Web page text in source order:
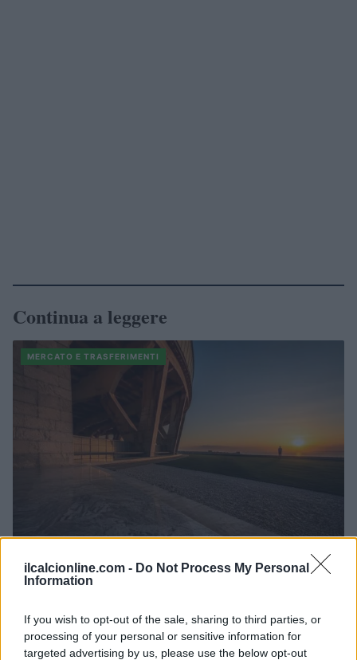
ilcalcionline.com - Do Not Process My Personal
Information
If you wish to opt-out of the sale, sharing to third parties, or
processing of your personal or sensitive information for
targeted advertising by us, please use the below opt-out
Continua a leggere
MERCATO E TRASFERIMENTI
Calciomercato Napoli: aggiornamenti su Badiashile e
MERCATO E TRASFERIMENTI